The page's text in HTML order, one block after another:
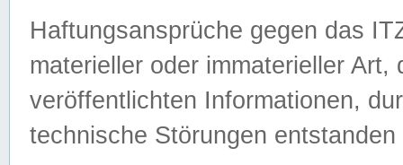
Haftungsansprüche gegen das
materieller oder immaterieller
veröffentlichten Informationen,
technische Störungen